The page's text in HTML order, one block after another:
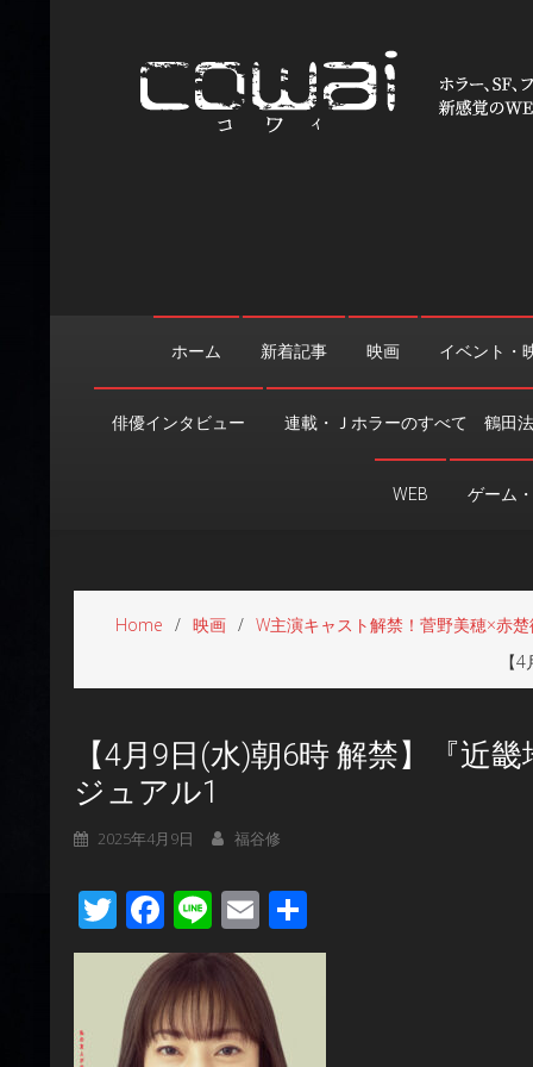
ホーム 新着記事 映画 イベント・
俳優インタビュー 連載・Ｊホラーのすべて 鶴田
WEB ゲーム
Home 映画
W主演キャスト解禁！菅野美穂×赤
【
【4月9日(水)朝6時 解禁】『近
ジュアル1
2025年4月9日 福谷修
TwitterFacebook
LineEmail
有